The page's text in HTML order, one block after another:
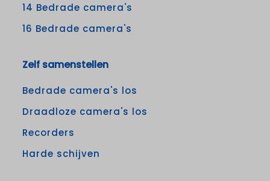
14 Bedrade camera's
16 Bedrade camera's
Zelf samenstellen
Bedrade camera's los
Draadloze camera's los
Recorders
Harde schijven